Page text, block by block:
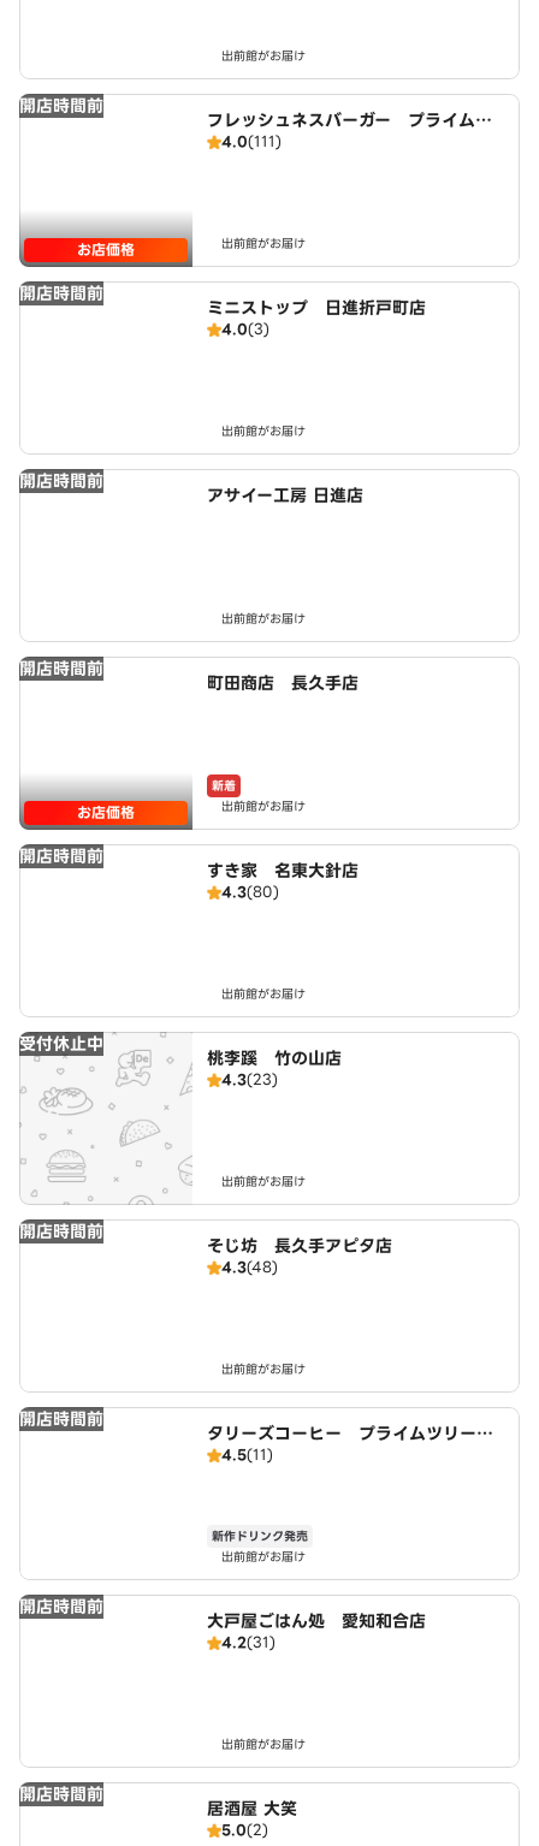
出前館がお届け
開店時間前
お店価格
フレッシュネスバーガー プライムツ
リー赤池店
4.0(111)
出前館がお届け
開店時間前
ミニストップ 日進折戸町店
4.0(3)
出前館がお届け
開店時間前
アサイー工房 日進店
出前館がお届け
開店時間前
お店価格
町田商店 長久手店
新着
出前館がお届け
開店時間前
すき家 名東大針店
4.3(80)
出前館がお届け
受付休止中
桃李蹊 竹の山店
4.3(23)
出前館がお届け
開店時間前
そじ坊 長久手アピタ店
4.3(48)
出前館がお届け
開店時間前
タリーズコーヒー プライムツリー赤
池店
4.5(11)
新作ドリンク発売
出前館がお届け
開店時間前
大戸屋ごはん処 愛知和合店
4.2(31)
出前館がお届け
開店時間前
居酒屋 大笑
5.0(2)